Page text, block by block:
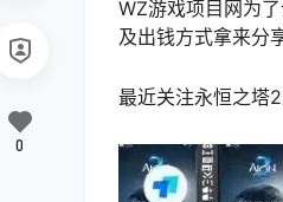
WZ游戏项目网为
及出钱方式拿来分享
最近关注永恒之塔
0